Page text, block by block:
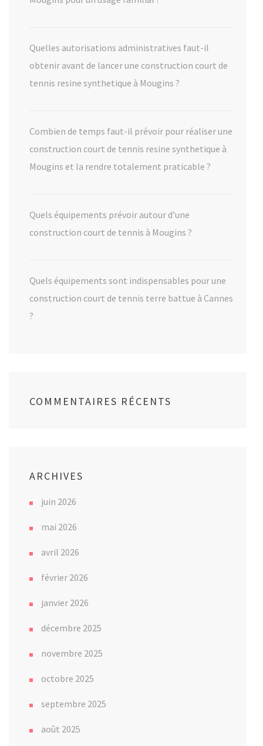
Quelles autorisations administratives faut-il
obtenir avant de lancer une construction court de
tennis resine synthetique à Mougins ?
Combien de temps faut-il prévoir pour réaliser une
construction court de tennis resine synthetique à
Mougins et la rendre totalement praticable ?
Quels équipements prévoir autour d’une
construction court de tennis à Mougins ?
Quels équipements sont indispensables pour une
construction court de tennis terre battue à Cannes
?
COMMENTAIRES RÉCENTS
ARCHIVES
juin 2026
mai 2026
avril 2026
février 2026
janvier 2026
décembre 2025
novembre 2025
octobre 2025
septembre 2025
août 2025